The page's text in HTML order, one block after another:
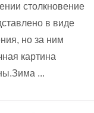
столкновение
в виде
но за ним
картина
...